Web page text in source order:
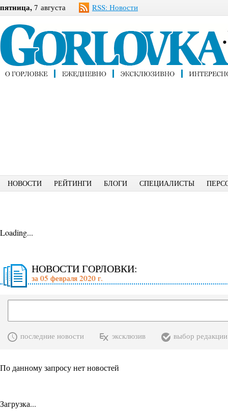
пятница, 7 августа RSS: Новости
НОВОСТИ РЕЙТИНГИ БЛОГИ СПЕЦИАЛИСТЫ
Loading...
НОВОСТИ ГОРЛОВКИ:
за 05 февраля 2020 г.
последние новости эксклюзив выбор редакции
По данному запросу нет новостей
Загрузка...